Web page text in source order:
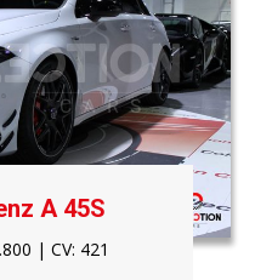
A 45S
| CV: 421